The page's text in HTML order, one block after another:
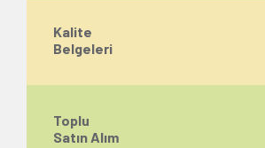
Kalite
Belgeleri
Toplu
Satın Alım